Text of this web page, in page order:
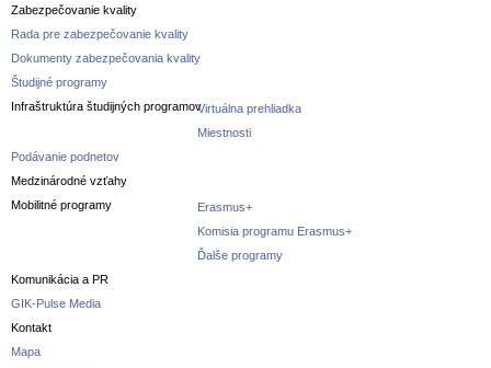
Zabezpečovanie kvality
Rada pre zabezpečovanie kvality
Dokumenty zabezpečovania kvality
Študijné programy
Infraštruktúra študijných programovVirtuálna prehliadka
Miestnosti
Podávanie podnetov
Medzinárodné vzťahy
Mobilitné programy
Erasmus+
Komisia programu Erasmus+
Ďalše programy
Komunikácia a PR
GIK-Pulse Media
Kontakt
Mapa